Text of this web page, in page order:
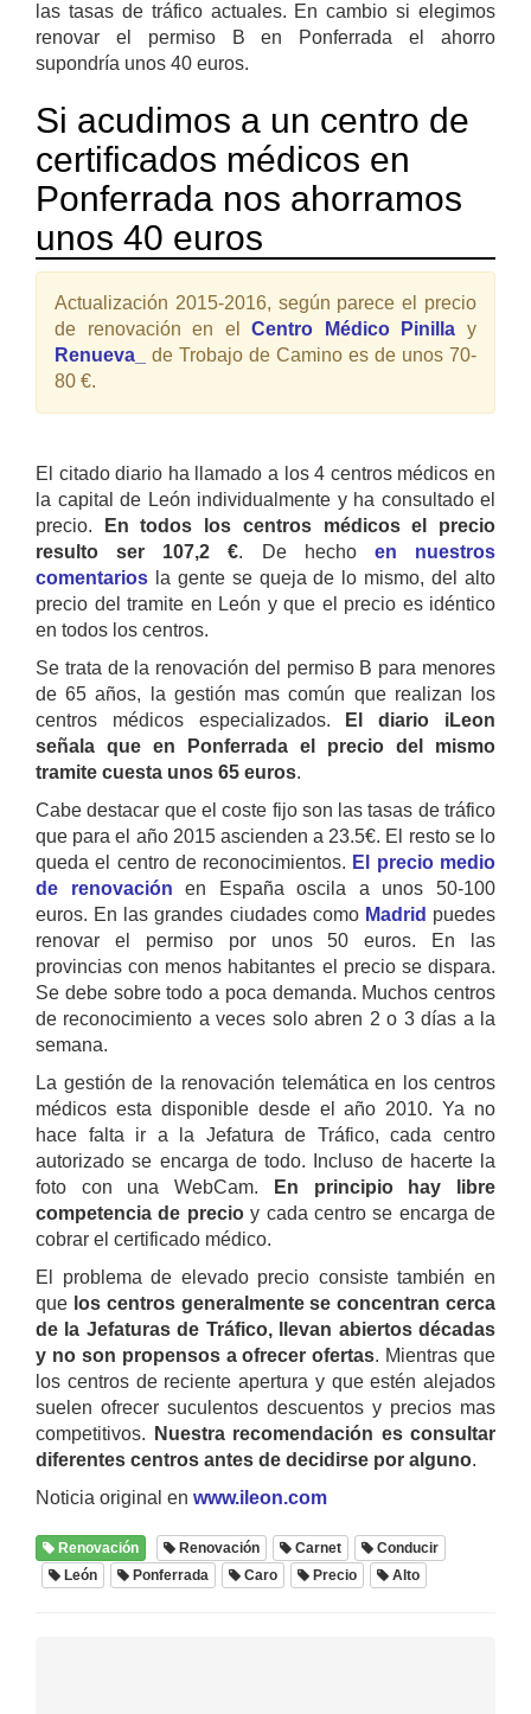
las tasas de tráfico actuales. En cambio si elegimos
renovar el permiso B en Ponferrada el ahorro
supondría unos 40 euros.
Si acudimos a un centro de
certificados médicos en
Ponferrada nos ahorramos
unos 40 euros
Actualización 2015-2016, según parece el precio
de renovación en elCentro Médico Pinilla y
Renueva_
de Trobajo de Camino es de unos 70-
80 €.
El citado diario ha llamado a los 4 centros médicos en
la capital de León individualmente y ha consultado el
precio.
En todos los centros médicos el precio
resulto ser 107,2 €. De hecho en nuestros
comentarios la gente se queja de lo mismo, del alto
precio del tramite en León y que el precio es idéntico
en todos los centros.
Se trata de la renovación del permiso B para menores
de 65 años, la gestión mas común que realizan los
centros médicos especializados.
El diario iLeon
señala que en Ponferrada el precio del mismo
tramite cuesta unos 65 euros.
Cabe destacar que el coste fijo son las tasas de tráfico
que para el año 2015 ascienden a 23.5€. El resto se lo
queda el centro de reconocimientos. El precio medio
de renovación en España oscila a unos 50-100
euros. En las grandes ciudades como Madrid puedes
renovar el permiso por unos 50 euros. En las
provincias con menos habitantes el precio se dispara.
Se debe sobre todo a poca demanda. Muchos centros
de reconocimiento a veces solo abren 2 o 3 días a la
semana.
La gestión de la renovación telemática en los centros
médicos esta disponible desde el año 2010. Ya no
hace falta ir a la Jefatura de Tráfico, cada centro
autorizado se encarga de todo. Incluso de hacerte la
foto con una WebCam. En principio hay libre
competencia de precioy cada centro se encarga de
cobrar el certificado médico.
El problema de elevado precio consiste también en
que los centros generalmente se concentran cerca
de la Jefaturas de Tráfico, llevan abiertos décadas
y no son propensos a ofrecer ofertas. Mientras que
los centros de reciente apertura y que estén alejados
suelen ofrecer suculentos descuentos y precios mas
competitivos.
Nuestra recomendación es consultar
diferentes centros antes de decidirse por alguno.
Noticia original en www.ileon.com
Renovación Renovación Carnet
Conducir
León
Ponferrada Caro Precio Alto